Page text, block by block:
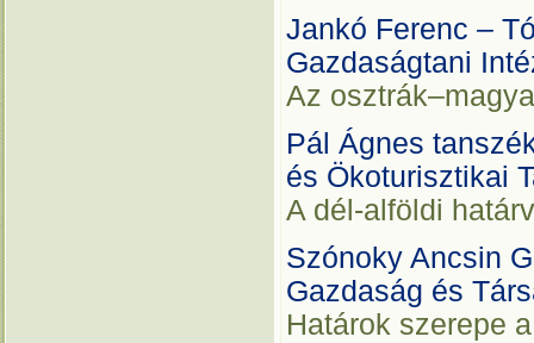
Jankó Ferenc –
Gazdaságtani
Az
Pál Ágnes
és Ökoturisztikai
A dél-alföldi
Szónoky Ancsin
Gazdaság és
Határok szerepe